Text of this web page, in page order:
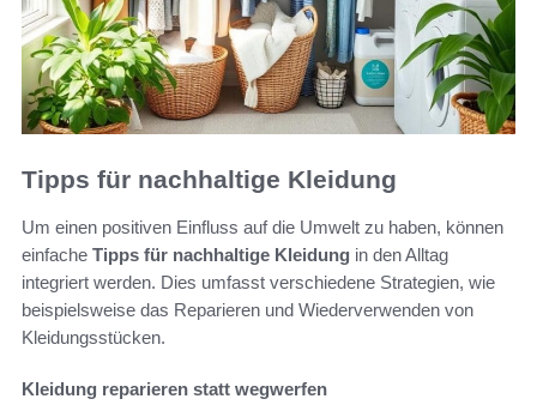
Tipps für nachhaltige Kleidung
Um einen positiven Einfluss auf die Umwelt zu haben, können
einfache Tipps für nachhaltige Kleidung in den Alltag
integriert werden. Dies umfasst verschiedene Strategien, wie
beispielsweise das Reparieren und Wiederverwenden von
Kleidungsstücken.
Kleidung reparieren statt wegwerfen